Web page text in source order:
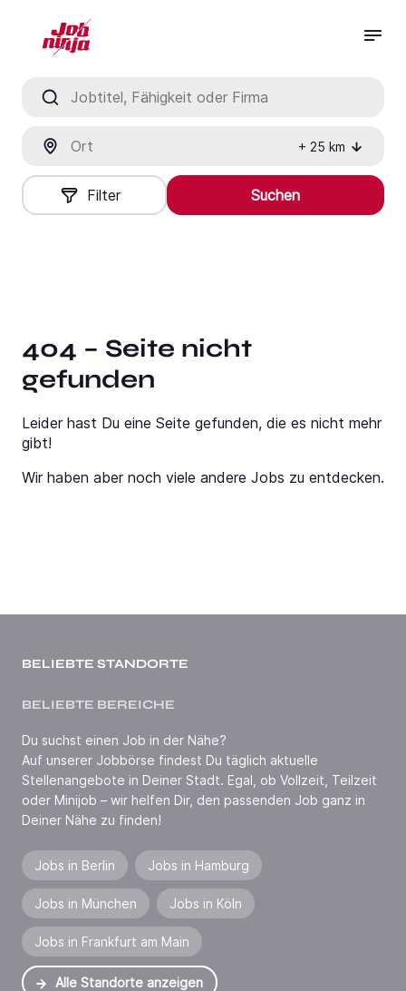
+ 25 km
Filter Suchen
404 – Seite nicht
gefunden
Leider hast Du eine Seite gefunden, die es nicht mehr
gibt!
Wir haben aber noch viele andere Jobs zu entdecken.
BELIEBTE STANDORTE
BELIEBTE BEREICHE
Du suchst einen Job in der Nähe?
Auf unserer Jobbörse findest Du täglich aktuelle
Stellenangebote in Deiner Stadt. Egal, ob Vollzeit, Teilzeit
oder Minijob – wir helfen Dir, den passenden Job ganz in
Deiner Nähe zu finden!
Jobs in Berlin Jobs in Hamburg
Jobs in München Jobs in Köln
Jobs in Frankfurt am Main
Alle Standorte anzeigen